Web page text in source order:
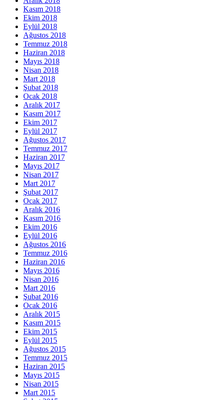
Kasım 2018
Ekim 2018
Eylül 2018
Ağustos 2018
Temmuz 2018
Haziran 2018
Mayıs 2018
Nisan 2018
Mart 2018
Şubat 2018
Ocak 2018
Aralık 2017
Kasım 2017
Ekim 2017
Eylül 2017
Ağustos 2017
Temmuz 2017
Haziran 2017
Mayıs 2017
Nisan 2017
Mart 2017
Şubat 2017
Ocak 2017
Aralık 2016
Kasım 2016
Ekim 2016
Eylül 2016
Ağustos 2016
Temmuz 2016
Haziran 2016
Mayıs 2016
Nisan 2016
Mart 2016
Şubat 2016
Ocak 2016
Aralık 2015
Kasım 2015
Ekim 2015
Eylül 2015
Ağustos 2015
Temmuz 2015
Haziran 2015
Mayıs 2015
Nisan 2015
Mart 2015